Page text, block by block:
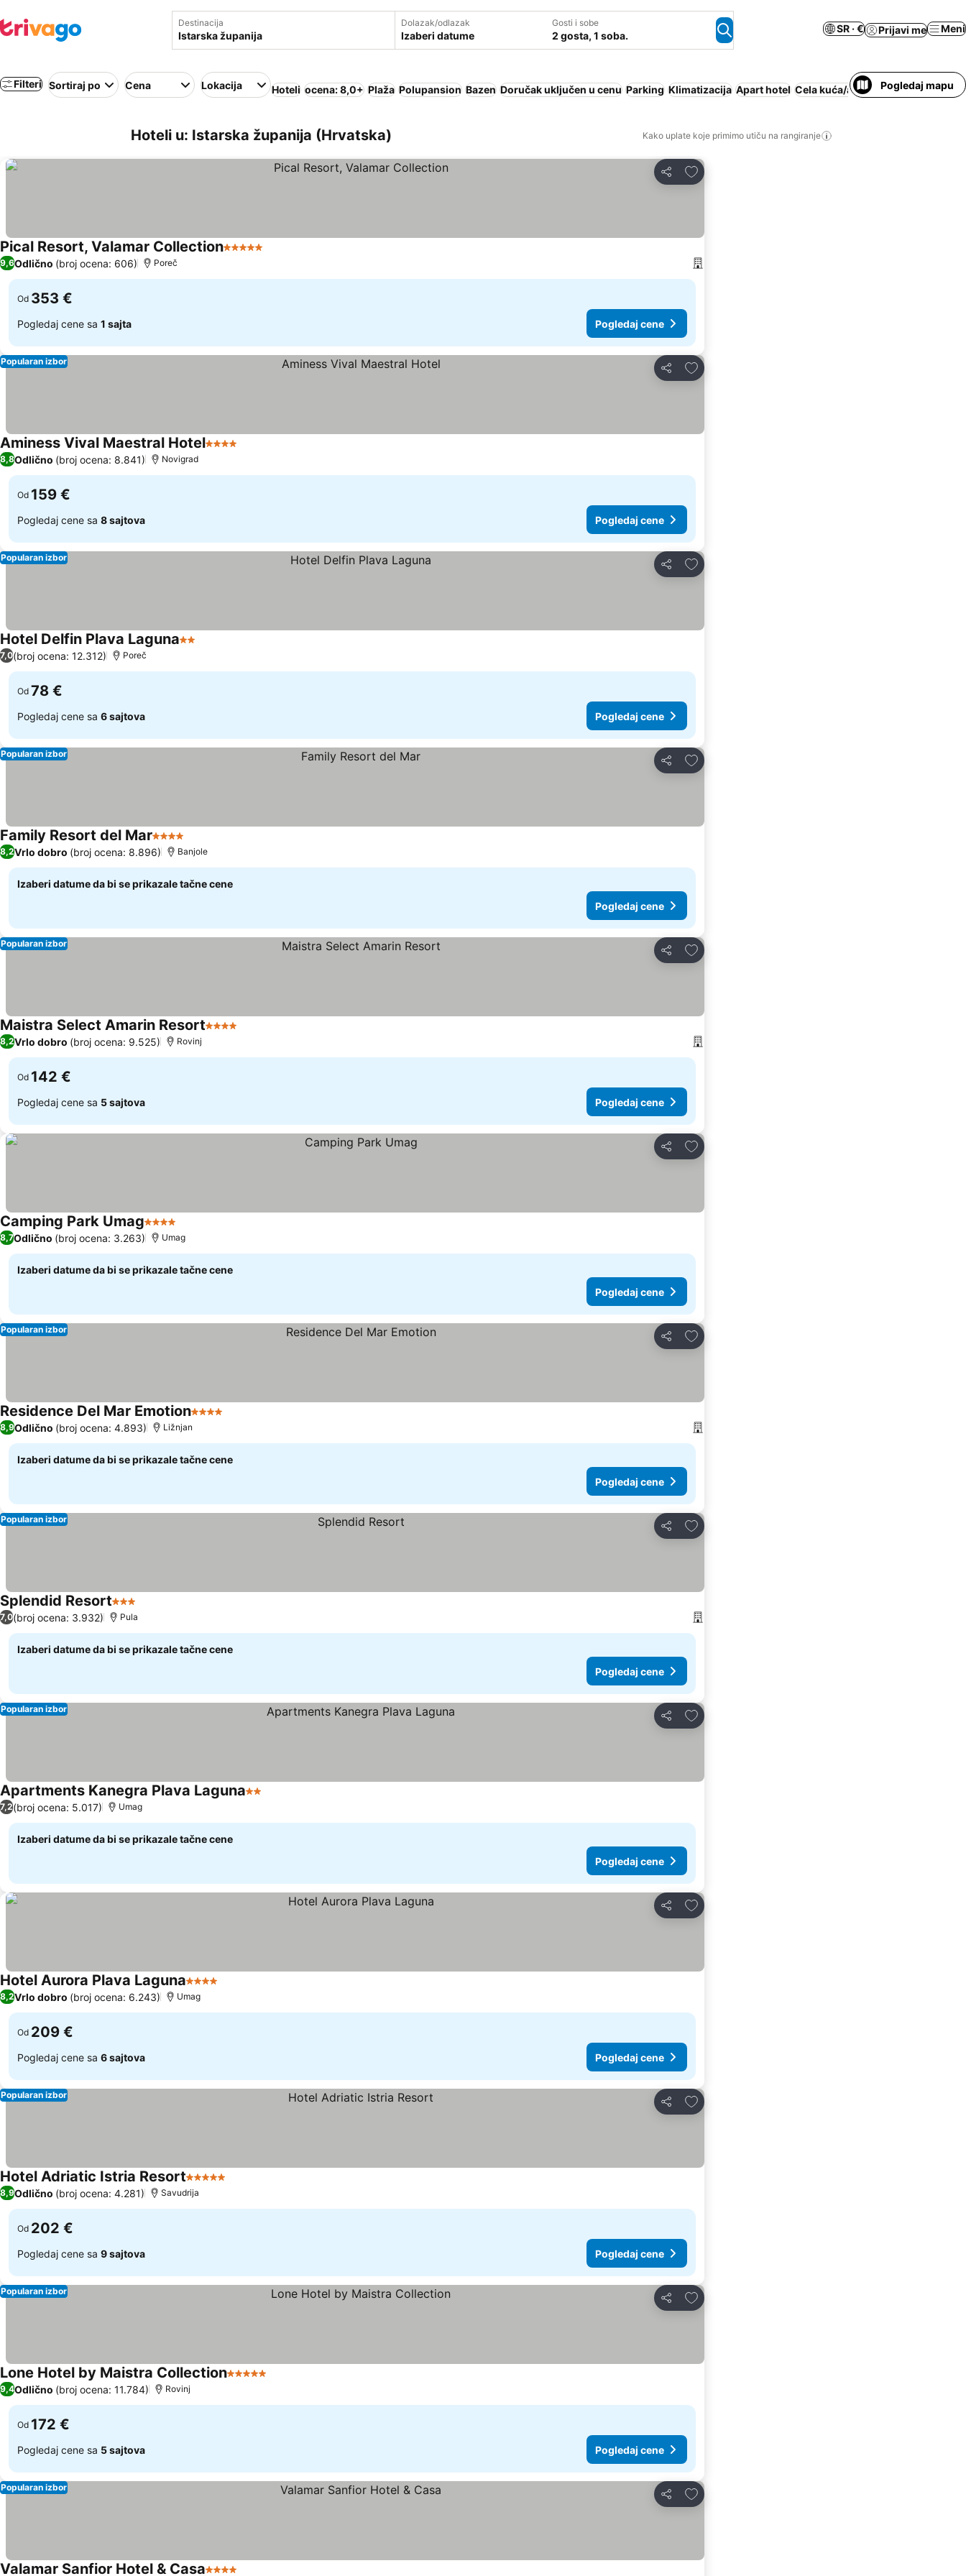
Destinacija Dolazak/odlazak
Izaberi datume
Gosti i sobe
2 gosta, 1 soba.
SR · € Prijavi me Meni
Filteri Sortiraj po Cena Lokacija Hoteli ocena: 8,0+ Plaža Polupansion Bazen Doručak uključen u cenu Parking Klimatizacija Apart hotel Cela kuća/apartman Besplatno
Pogledaj mapu
Hoteli u: Istarska županija (Hrvatska) Kako uplate koje primimo utiču na rangiranje
Deli
Dodati u favorite
Pical Resort, Valamar Collection5 Zvezdice
9,6Odlično (broj ocena: 606) Poreč
Od 353 €
Pogledaj cene sa 1 sajta Pogledaj cene
Deli
Dodati u favorite
Popularan izbor
Aminess Vival Maestral Hotel4 Zvezdice
8,8Odlično (broj ocena: 8.841) Novigrad
Od 159 €
Pogledaj cene sa 8 sajtova Pogledaj cene
Deli
Dodati u favorite
Popularan izbor
Hotel Delfin Plava Laguna2 Zvezdice
7,0(broj ocena: 12.312) Poreč
Od 78 €
Pogledaj cene sa 6 sajtova Pogledaj cene
Deli
Dodati u favorite
Popularan izbor
Family Resort del Mar4 Zvezdice
8,2Vrlo dobro (broj ocena: 8.896) Banjole
Izaberi datume da bi se prikazale tačne cene
Pogledaj cene
Deli
Dodati u favorite
Popularan izbor
Maistra Select Amarin Resort4 Zvezdice
8,2Vrlo dobro (broj ocena: 9.525) Rovinj
Od 142 €
Pogledaj cene sa 5 sajtova Pogledaj cene
Deli
Dodati u favorite
Camping Park Umag4 Zvezdice
8,7Odlično (broj ocena: 3.263) Umag
Izaberi datume da bi se prikazale tačne cene
Pogledaj cene
Deli
Dodati u favorite
Popularan izbor
Residence Del Mar Emotion4 Zvezdice
8,9Odlično (broj ocena: 4.893) Ližnjan
Izaberi datume da bi se prikazale tačne cene
Pogledaj cene
Deli
Dodati u favorite
Popularan izbor
Splendid Resort3 Zvezdice
7,0(broj ocena: 3.932) Pula
Izaberi datume da bi se prikazale tačne cene
Pogledaj cene
Deli
Dodati u favorite
Popularan izbor
Apartments Kanegra Plava Laguna2 Zvezdice
7,2(broj ocena: 5.017) Umag
Izaberi datume da bi se prikazale tačne cene
Pogledaj cene
Deli
Dodati u favorite
Hotel Aurora Plava Laguna4 Zvezdice
8,2Vrlo dobro (broj ocena: 6.243) Umag
Od 209 €
Pogledaj cene sa 6 sajtova Pogledaj cene
Deli
Dodati u favorite
Popularan izbor
Hotel Adriatic Istria Resort5 Zvezdice
8,9Odlično (broj ocena: 4.281) Savudrija
Od 202 €
Pogledaj cene sa 9 sajtova Pogledaj cene
Deli
Dodati u favorite
Popularan izbor
Lone Hotel by Maistra Collection5 Zvezdice
9,4Odlično (broj ocena: 11.784) Rovinj
Od 172 €
Pogledaj cene sa 5 sajtova Pogledaj cene
Deli
Dodati u favorite
Popularan izbor
Valamar Sanfior Hotel & Casa